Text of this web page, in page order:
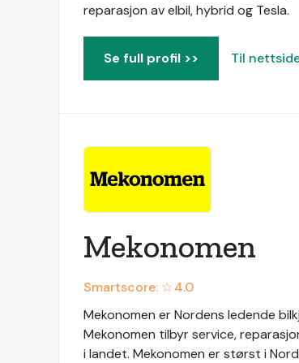
reparasjon av elbil, hybrid og Tesla.
Se full profil >> Til
Mekonomen
Smartscore: ☆4.0
Mekonomen er Nordens ledende
Mekonomen tilbyr service,
i landet. Mekonomen er størst i